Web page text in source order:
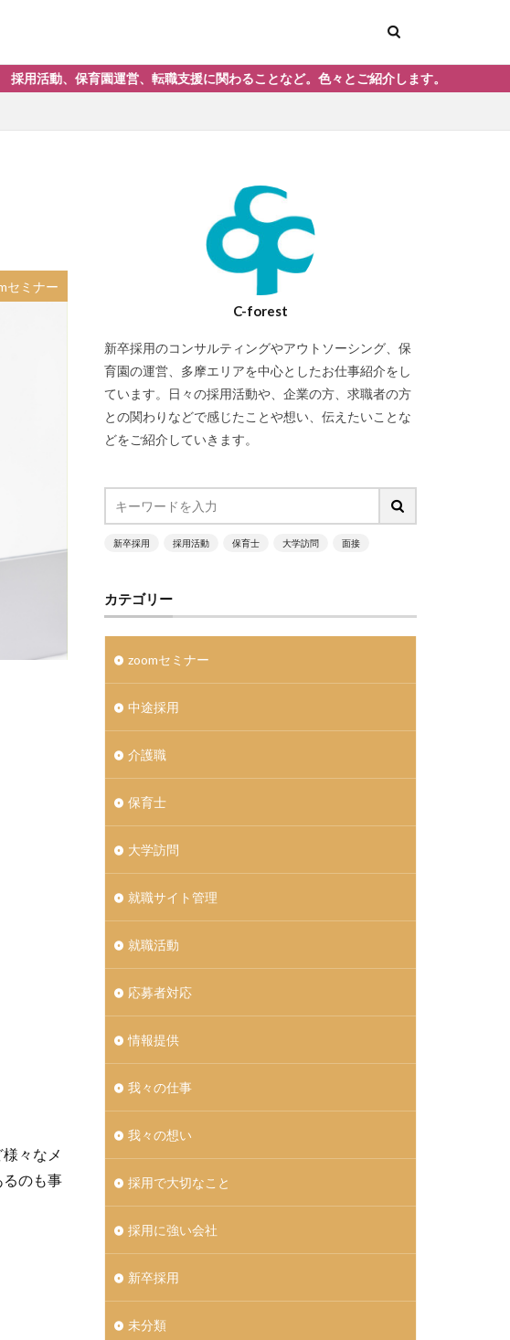
育園運営、転職支援に関わることなど。色々とご紹介します。
セミナー
々なメ
のも事
C-forest
新卒採用のコンサルティングやアウトソーシング、保
育園の運営、多摩エリアを中心としたお仕事紹介をし
ています。日々の採用活動や、企業の方、求職者の方
との関わりなどで感じたことや想い、伝えたいことな
どをご紹介していきます。
新卒採用 採用活動 保育士 大学訪問 面接
カテゴリー
zoomセミナー
中途採用
介護職
保育士
大学訪問
就職サイト管理
就職活動
応募者対応
情報提供
我々の仕事
我々の想い
採用で大切なこと
採用に強い会社
新卒採用
未分類
ない
会社の印象が悪くなった
保育士のキャリアップ
圧迫面接
大手志向
特徴
採用への意識が高い
者が素晴らしい
採用支援
母集団形成
高校生採用コロナの影響